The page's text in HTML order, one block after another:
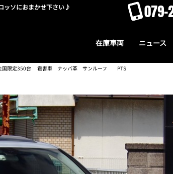
ッソにおまかせ下さい♪
079-
在庫車両 ニュース
全国限定350台 雹害車 ナッパ革 サンルーフ PTS